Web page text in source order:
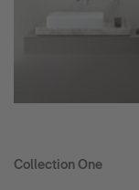
Collection One